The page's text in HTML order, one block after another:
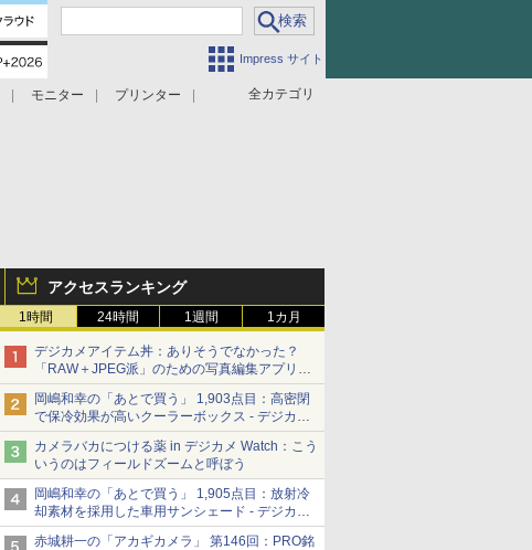
Impress サイト
全カテゴリ
モニター
プリンター
アクセスランキング
1時間 24時間 1週間 1カ月
デジカメアイテム丼：ありそうでなかった？
「RAW＋JPEG派」のための写真編集アプリ
カメラデフォルトのJPEGを大切にする
「Filmator」
岡嶋和幸の「あとで買う」 1,903点目：高密閉
で保冷効果が高いクーラーボックス - デジカメ
Watch
カメラバカにつける薬 in デジカメ Watch：こう
いうのはフィールドズームと呼ぼう
岡嶋和幸の「あとで買う」 1,905点目：放射冷
却素材を採用した車用サンシェード - デジカメ
Watch
赤城耕一の「アカギカメラ」 第146回：PRO銘